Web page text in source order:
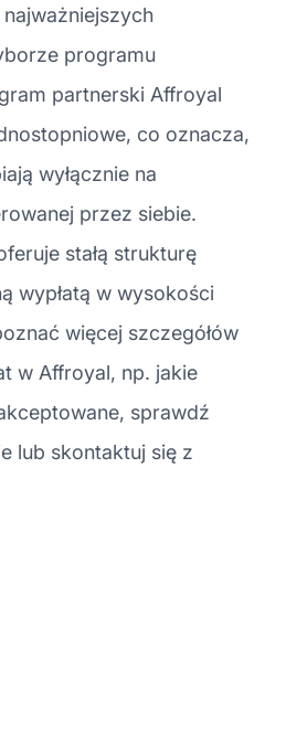
programu
partnerski Affroyal
co oznacza,
wyłącznie na
przez siebie.
stałą strukturę
wypłatą w wysokości
więcej szczegółów
w Affroyal, np. jakie
sprawdź
lub skontaktuj się z